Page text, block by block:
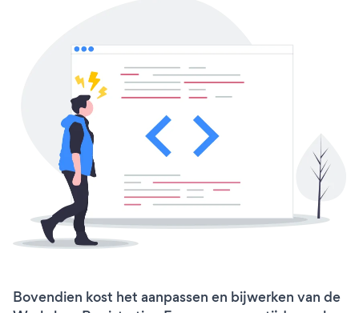
Bovendien kost het aanpassen en bijwerken van de